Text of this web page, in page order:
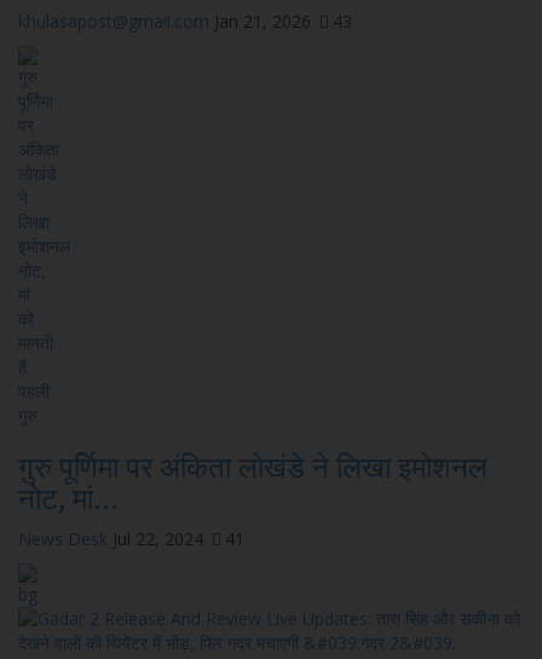
khulasapost@gmail.com Jan 21, 2026 43
गुरु पूर्णिमा पर अंकिता लोखंडे ने लिखा इमोशनल
नोट, मां...
News Desk Jul 22, 2024 41